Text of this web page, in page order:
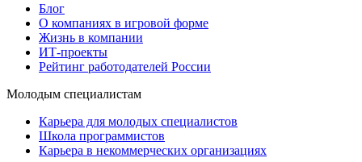
Блог
О компаниях в игровой форме
Жизнь в компании
ИТ-проекты
Рейтинг работодателей России
Молодым специалистам
Карьера для молодых специалистов
Школа программистов
Карьера в некоммерческих организациях